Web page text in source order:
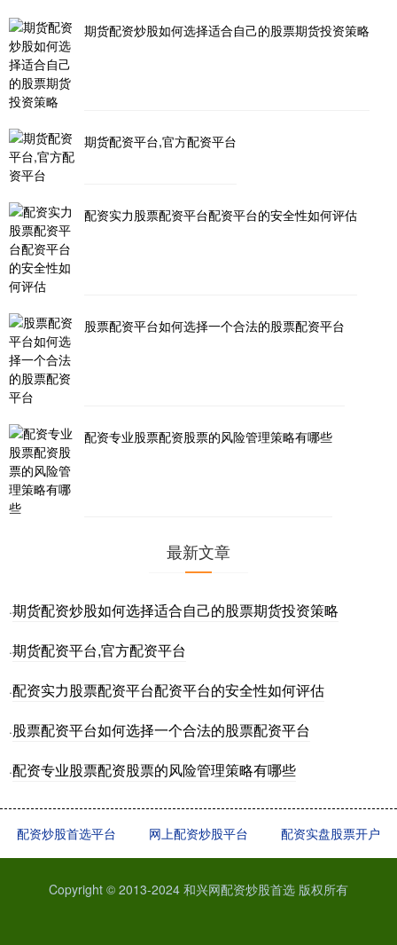
期货配资炒股如何选择适合自己的股票期货投资策略
期货配资平台,官方配资平台
配资实力股票配资平台配资平台的安全性如何评估
股票配资平台如何选择一个合法的股票配资平台
配资专业股票配资股票的风险管理策略有哪些
最新文章
·期货配资炒股如何选择适合自己的股票期货投资策略
·期货配资平台,官方配资平台
·配资实力股票配资平台配资平台的安全性如何评估
·股票配资平台如何选择一个合法的股票配资平台
·配资专业股票配资股票的风险管理策略有哪些
配资炒股首选平台 网上配资炒股平台 配资实盘股票开户
Copyright © 2013-2024 和兴网配资炒股首选 版权所有